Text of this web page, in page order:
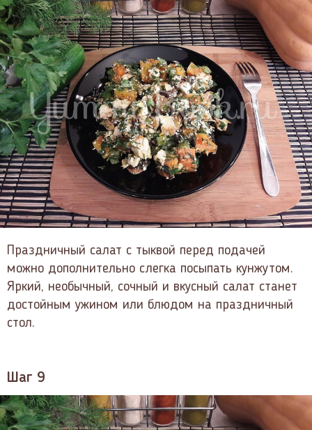
Праздничный салат с тыквой перед подачей
можно дополнительно слегка посыпать кунжутом.
Яркий, необычный, сочный и вкусный салат станет
достойным ужином или блюдом на праздничный
стол.
Шаг 9